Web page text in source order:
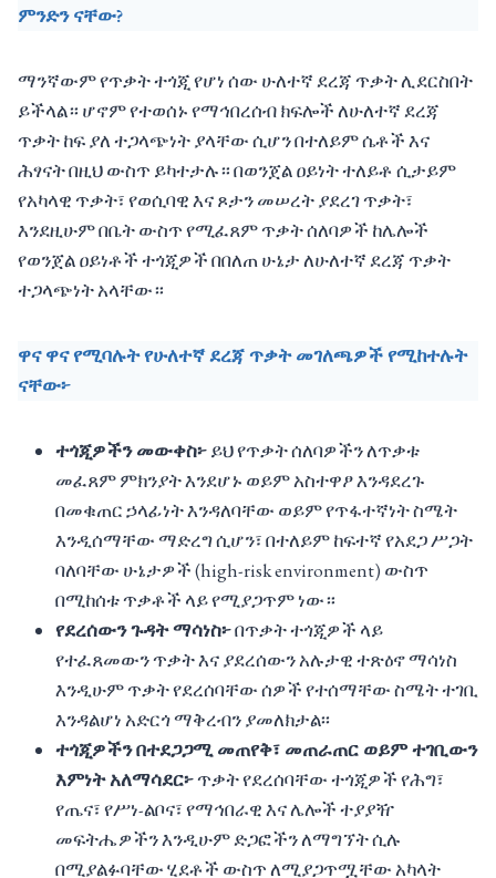
ምንድን ናቸው?
ማንኛውም የጥቃት ተጎጂ የሆነ ሰው ሁለተኛ ደረጃ ጥቃት ሊደርስበት
ይችላል። ሆኖም የተወሰኑ የማኅበረሰብ ክፍሎች ለሁለተኛ ደረጃ
ጥቃት ከፍ ያለ ተጋላጭነት ያላቸው ሲሆን በተለይም ሴቶች እና
ሕፃናት በዚህ ውስጥ ይካተታሉ። በወንጀል ዐይነት ተለይቶ ሲታይም
የአካላዊ ጥቃት፣ የወሲባዊ እና ጾታን መሠረት ያደረገ ጥቃት፣
እንደዚሁም በቤት ውስጥ የሚፈጸም ጥቃት ሰለባዎች ከሌሎች
የወንጀል ዐይነቶች ተጎጂዎች በበለጠ ሁኔታ ለሁለተኛ ደረጃ ጥቃት
ተጋላጭነት አላቸው።
ዋና ዋና የሚባሉት የሁለተኛ ደረጃ ጥቃት መገለጫዎች የሚከተሉት
ናቸው፦
ተጎጂዎችን መውቀስ፦ይህ የጥቃት ሰለባዎችን ለጥቃቱ
መፈጸም ምክንያት እንደሆኑ ወይም አስተዋፆ እንዳደረጉ
በመቁጠር ኃላፊነት እንዳለባቸው ወይም የጥፋተኛነት ስሜት
እንዲሰማቸው ማድረግ ሲሆን፣ በተለይም ከፍተኛ የአደጋ ሥጋት
ባለባቸው ሁኔታዎች (high-risk environment) ውስጥ
በሚከሰቱ ጥቃቶች ላይ የሚያጋጥም ነው።
የደረሰውን ጉዳት ማሳነስ፦በጥቃት ተጎጂዎች ላይ
የተፈጸመውን ጥቃት እና ያደረሰውን አሉታዊ ተጽዕኖ ማሳነስ
እንዲሁም ጥቃት የደረሰባቸው ሰዎች የተሰማቸው ስሜት ተገቢ
እንዳልሆነ አድርጎ ማቅረብን ያመለክታል፡፡
ተጎጂዎችን በተደጋጋሚ መጠየቅ፣ መጠራጠር ወይም ተገቢውን
እምነት አለማሳደር፦ጥቃት የደረሰባቸው ተጎጂዎች የሕግ፣
የጤና፣ የሥነ-ልቦና፣ የማኅበራዊ እና ሌሎች ተያያዥ
መፍትሔዎችን እንዲሁም ድጋፎችን ለማግኘት ሲሉ
በሚያልፉባቸው ሂደቶች ውስጥ ለሚያጋጥሟቸው አካላት